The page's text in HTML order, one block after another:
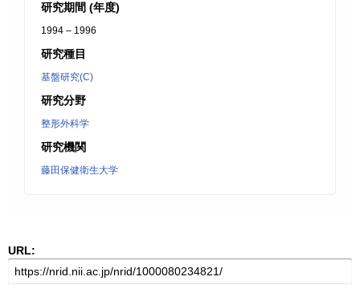
研究期間 (年度)
1994 – 1996
研究種目
基盤研究(C)
研究分野
整形外科学
研究機関
藤田保健衛生大学
URL: